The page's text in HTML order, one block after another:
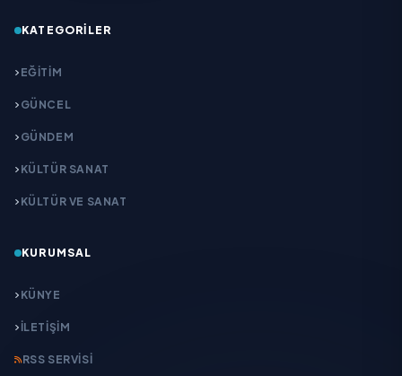
KATEGORILER
EĞITIM
GÜNCEL
GÜNDEM
KÜLTÜR SANAT
KÜLTÜR VE SANAT
KURUMSAL
KÜNYE
İLETIŞIM
RSS SERVISI